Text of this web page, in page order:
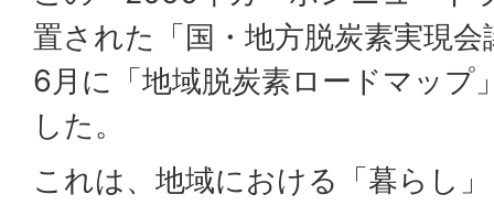
置された「国・地方脱炭素実現
6月に「地域脱炭素ロードマップ
した。
これは、地域における「暮らし